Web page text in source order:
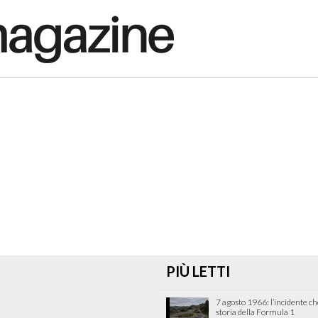
PIÙ LETTI
7 agosto 1966: l’incidente
storia della Formula 1